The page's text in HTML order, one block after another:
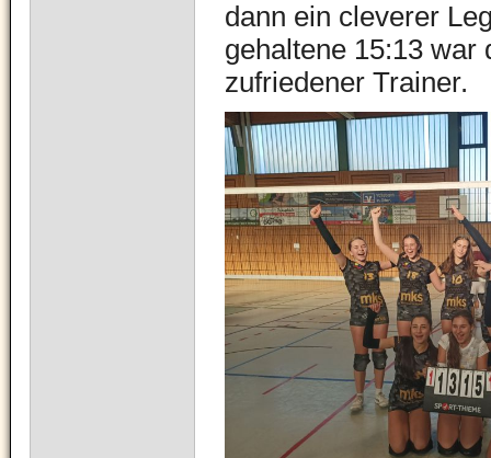
dann ein cleverer
gehaltene 15:13 war
zufriedener Trainer.